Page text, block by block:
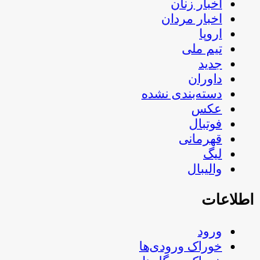
اخبار زنان
اخبار مردان
اروپا
تیم ملی
جدید
داوران
دسته‌بندی نشده
عکس
فوتبال
قهرمانی
لیگ
والیبال
اطلاعات
ورود
خوراک ورودی‌ها